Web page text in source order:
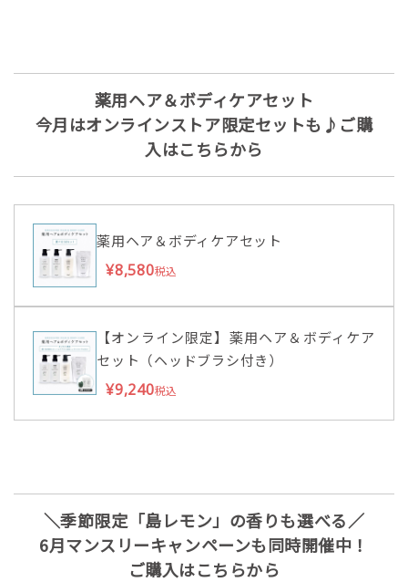
薬用ヘア＆ボディケアセット
今月はオンラインストア限定セットも♪ご購
入はこちらから
薬用ヘア＆ボディケアセット
¥8,580税込
【オンライン限定】薬用ヘア＆ボディケア
セット（ヘッドブラシ付き）
¥9,240税込
＼季節限定「島レモン」の香りも選べる／
6月マンスリーキャンペーンも同時開催中！
ご購入はこちらから